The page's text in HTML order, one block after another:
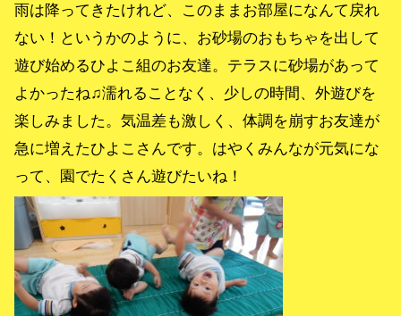
雨は降ってきたけれど、このままお部屋になんて戻れ
ない！というかのように、お砂場のおもちゃを出して
遊び始めるひよこ組のお友達。テラスに砂場があって
よかったね♫濡れることなく、少しの時間、外遊びを
楽しみました。気温差も激しく、体調を崩すお友達が
急に増えたひよこさんです。はやくみんなが元気にな
って、園でたくさん遊びたいね！